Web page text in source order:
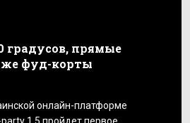
градусов, прямые
фуд-корты
онлайн-платформе